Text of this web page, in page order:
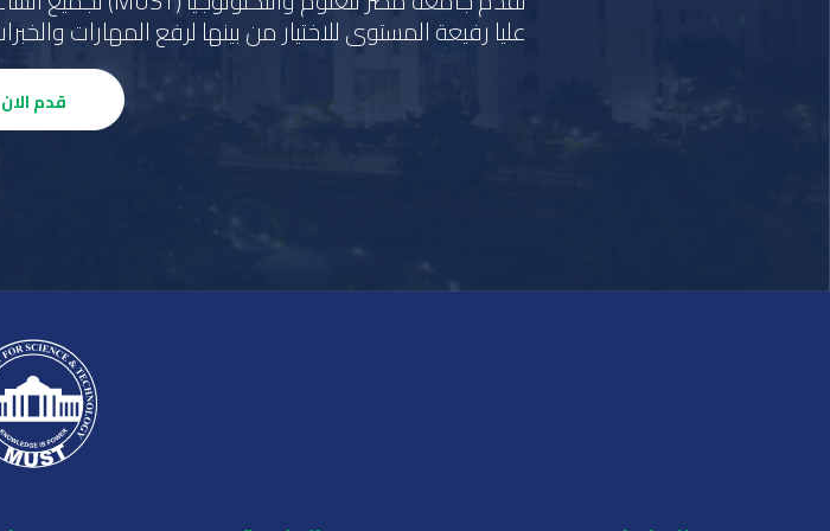
عليا رفيعة المستوى للاختيار من بينها لرفع المهارات
قدم الان